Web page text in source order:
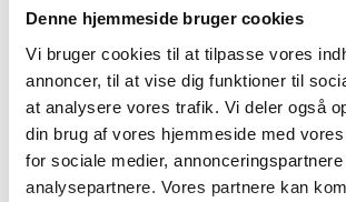
Denne hjemmeside bruger cookies
Vi bruger cookies til at tilpasse vores
annoncer, til at vise dig funktioner til
at analysere vores trafik. Vi deler også
din brug af vores hjemmeside med
for sociale medier, annonceringspartnere
analysepartnere. Vores partnere kan